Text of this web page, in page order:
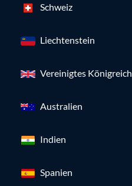
Schweiz
Liechtenstein
Vereinigtes Königreich
Australien
Indien
Spanien